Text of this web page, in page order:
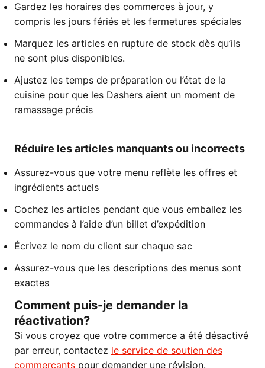
Gardez les horaires des commerces à jour, y
compris les jours fériés et les fermetures spéciales
Marquez les articles en rupture de stock dès qu’ils
ne sont plus disponibles.
Ajustez les temps de préparation ou l’état de la
cuisine pour que les Dashers aient un moment de
ramassage précis
Réduire les articles manquants ou incorrects
Assurez-vous que votre menu reflète les offres et
ingrédients actuels
Cochez les articles pendant que vous emballez les
commandes à l’aide d’un billet d’expédition
Écrivez le nom du client sur chaque sac
Assurez-vous que les descriptions des menus sont
exactes
Comment puis-je demander la
réactivation?
Si vous croyez que votre commerce a été désactivé
par erreur, contactez le service de soutien des
commerçants pour demander une révision.